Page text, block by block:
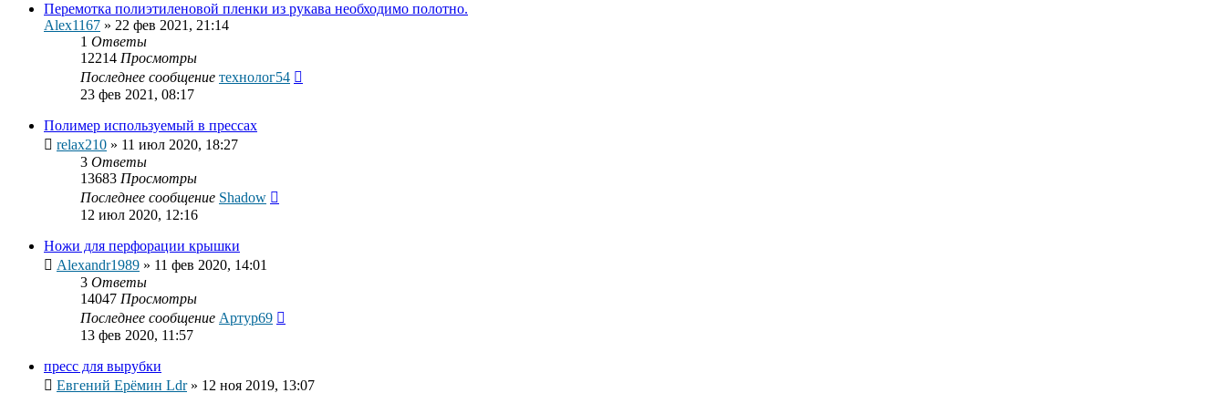
Перемотка полиэтиленовой пленки из рукава необходимо полотно.
Alex1167 » 22 фев 2021, 21:14
1 Ответы
12214 Просмотры
Последнее сообщение технолог54
23 фев 2021, 08:17
Полимер используемый в прессах
relax210 » 11 июл 2020, 18:27
3 Ответы
13683 Просмотры
Последнее сообщение Shadow
12 июл 2020, 12:16
Ножи для перфорации крышки
Alexandr1989 » 11 фев 2020, 14:01
3 Ответы
14047 Просмотры
Последнее сообщение Артур69
13 фев 2020, 11:57
пресс для вырубки
Евгений Ерёмин Ldr» 12 ноя 2019, 13:07